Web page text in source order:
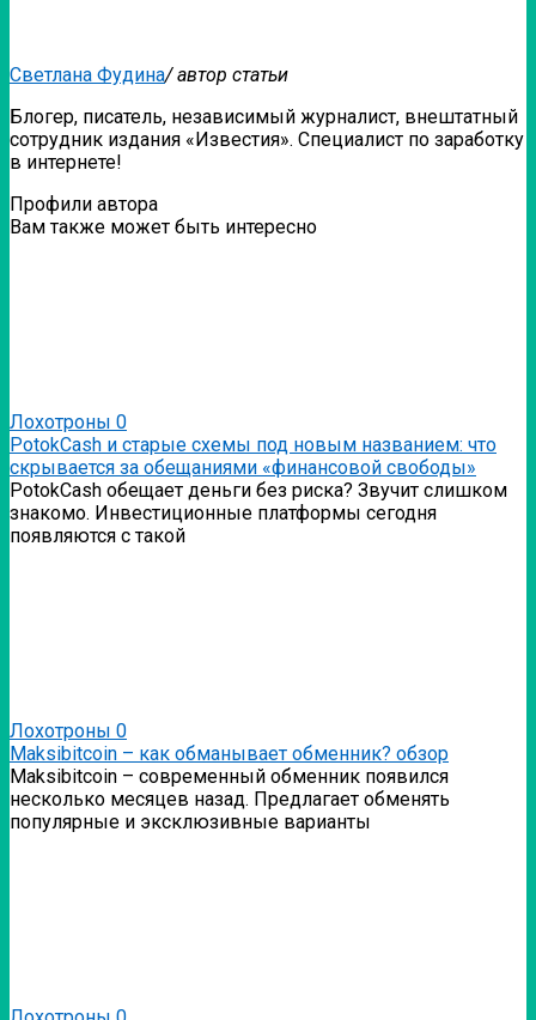
Светлана Фудина/ автор статьи
Блогер, писатель, независимый журналист, внештатный
сотрудник издания «Известия». Специалист по заработку
в интернете!
Профили автора
Вам также может быть интересно
Лохотроны 0
PotokCash и старые схемы под новым названием: что
скрывается за обещаниями «финансовой свободы»
PotokCash обещает деньги без риска? Звучит слишком
знакомо. Инвестиционные платформы сегодня
появляются с такой
Лохотроны 0
Мaksibitcoin – как обманывает обменник? обзор
Мaksibitcoin – современный обменник появился
несколько месяцев назад. Предлагает обменять
популярные и эксклюзивные варианты